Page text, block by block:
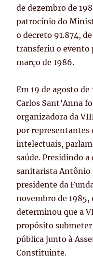
de dezembro de
patrocínio do
o decreto 91.874,
transferiu o evento
março de 1986.
Em 19 de agosto
Carlos Sant’Anna
organizadora da
por representantes
intelectuais,
saúde. Presidindo
sanitarista Antônio
presidente da
novembro de 1985,
determinou que a
propósito submeter
pública junto à
Constituinte.